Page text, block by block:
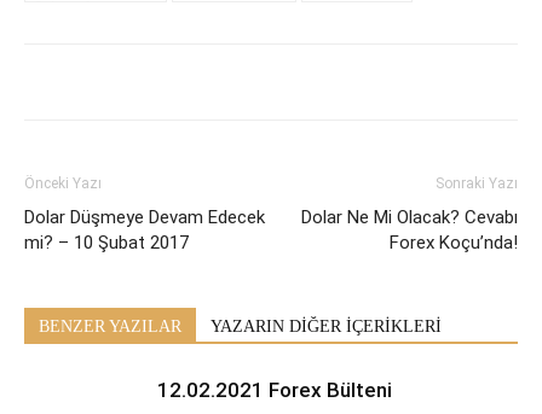
Önceki Yazı
Dolar Düşmeye Devam Edecek
mi? – 10 Şubat 2017
Sonraki Yazı
Dolar Ne Mi Olacak? Cevabı
Forex Koçu’nda!
BENZER YAZILAR YAZARIN DİĞER İÇERİKLERİ
12.02.2021 Forex Bülteni